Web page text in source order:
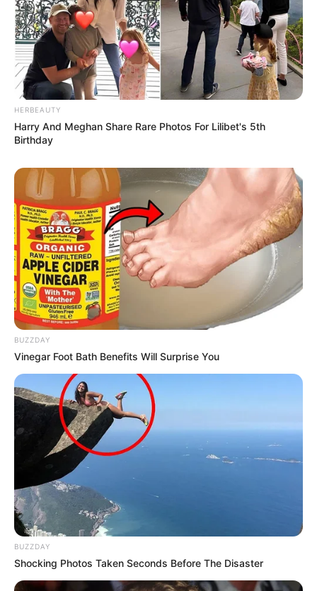
HERBEAUTY
Harry And Meghan Share Rare Photos For Lilibet's 5th
Birthday
BUZZDAY
Vinegar Foot Bath Benefits Will Surprise You
BUZZDAY
Shocking Photos Taken Seconds Before The Disaster